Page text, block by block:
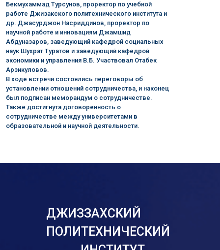
Бекмухаммад Турсунов, проректор по учебной
работе Джизакского политехнического института и
др. Джасурджон Насриддинов, проректор по
научной работе и инновациям Джамшид
Абдуназаров, заведующий кафедрой социальных
наук Шухрат Туратов и заведующий кафедрой
экономики и управления В.Б. Участвовал Отабек
Арзикуловов.
В ходе встречи состоялись переговоры об
установлении отношений сотрудничества, и наконец
был подписан меморандум о сотрудничестве.
Также достигнута договоренность о
сотрудничестве между университетами в
образовательной и научной деятельности.
ДЖИЗЗАХСКИЙ
ПОЛИТЕХНИЧЕСКИЙ